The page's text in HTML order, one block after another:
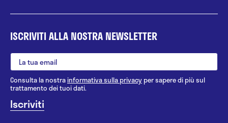
ISCRIVITI ALLA NOSTRA NEWSLETTER
Consulta la nostrainformativa sulla privacy per sapere di più sul
trattamento dei tuoi dati.